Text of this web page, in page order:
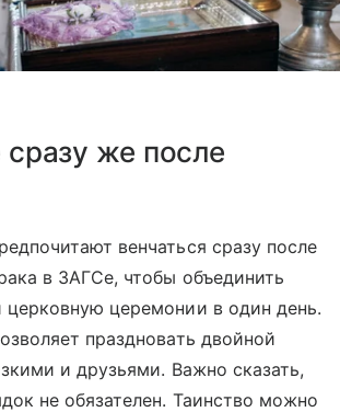
сразу же после
венчаться сразу после
в ЗАГСе, чтобы объединить
церковную церемонии в один день.
праздновать двойной
и друзьями. Важно сказать,
не обязателен. Таинство можно